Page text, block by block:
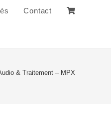
Contact
& Traitement – MPX